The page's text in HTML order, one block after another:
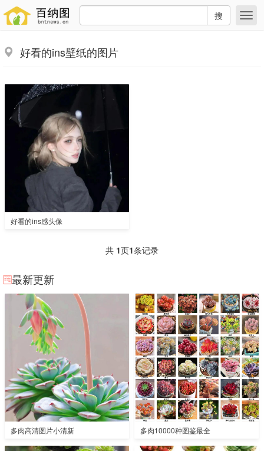
搜
好看的ins壁纸的图片
好看的ins感头像
共 1页1条记录
最新更新
多肉高清图片小清新 多肉10000种图鉴最全